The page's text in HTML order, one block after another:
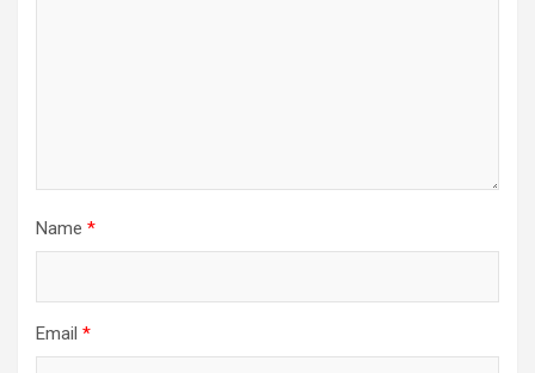
Name *
Email *